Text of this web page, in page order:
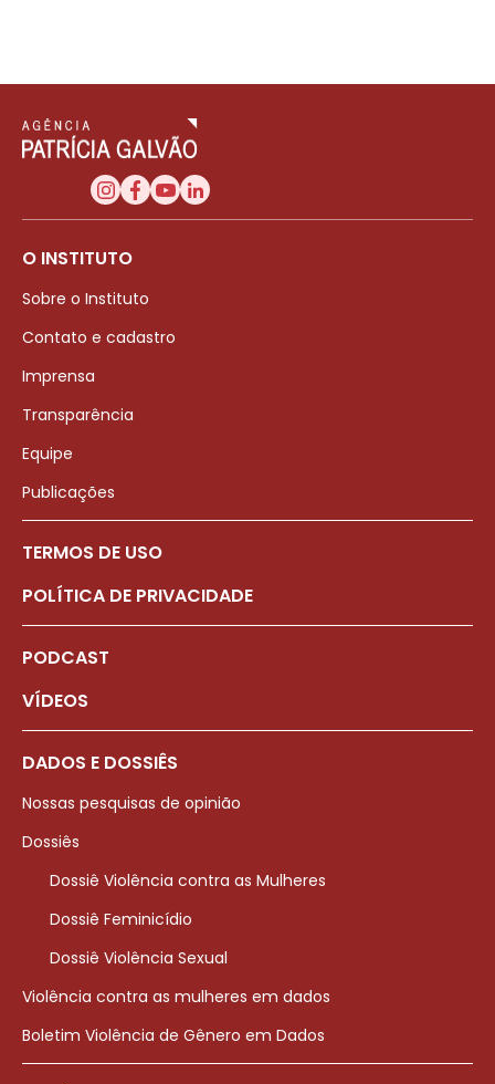
O INSTITUTO
Sobre o Instituto
Contato e cadastro
Imprensa
Transparência
Equipe
Publicações
TERMOS DE USO
POLÍTICA DE PRIVACIDADE
PODCAST
VÍDEOS
DADOS E DOSSIÊS
Nossas pesquisas de opinião
Dossiês
Dossiê Violência contra as Mulheres
Dossiê Feminicídio
Dossiê Violência Sexual
Violência contra as mulheres em dados
Boletim Violência de Gênero em Dados